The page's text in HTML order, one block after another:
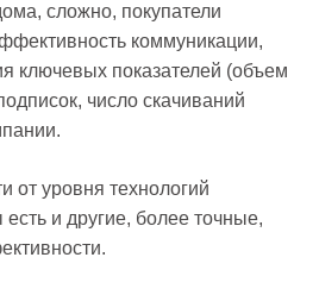
сложно, покупатели
коммуникации,
ключевых показателей (объем
число скачиваний
от уровня технологий
и другие, более точные,